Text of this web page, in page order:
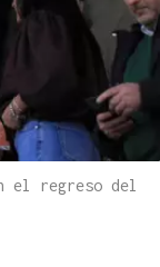
el regreso del